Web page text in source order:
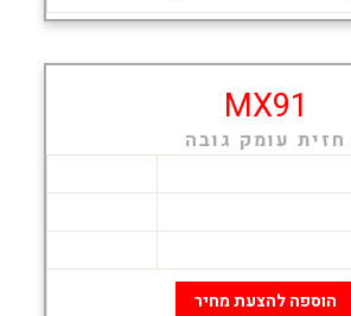
MX91
חזית עומק גובה
הוספה להצעת מחיר